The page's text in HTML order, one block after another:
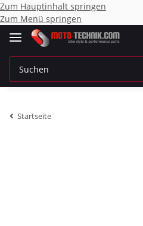
Zum Hauptinhalt springen
Zum Menü springen
Startseite